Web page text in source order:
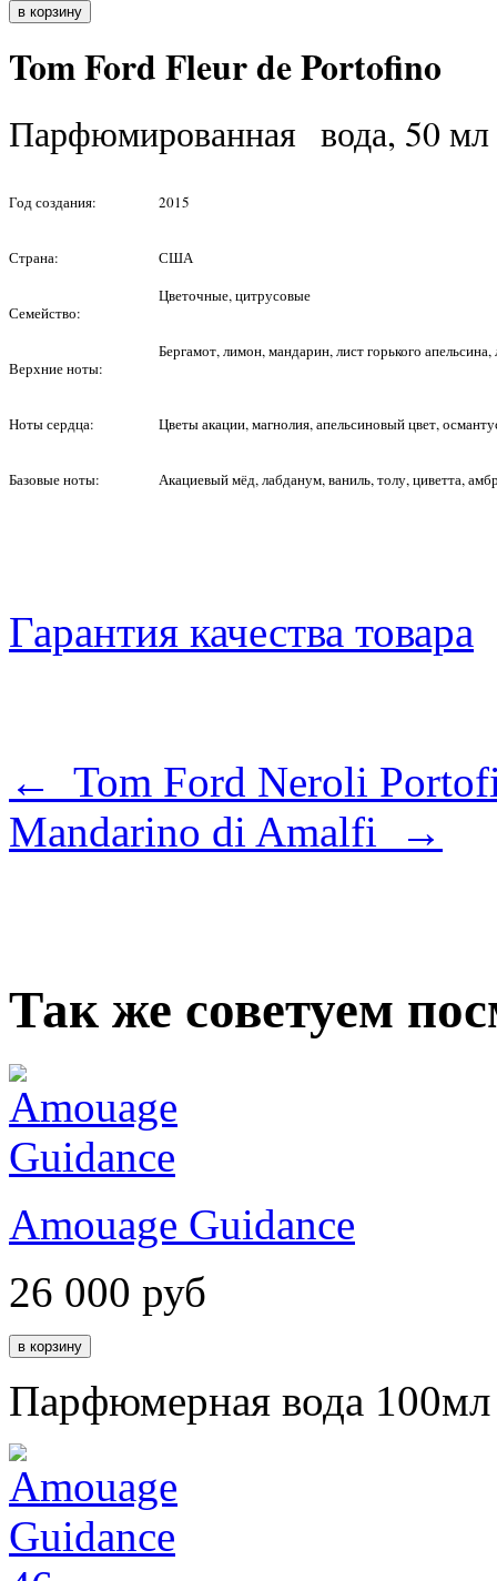
Tom Ford Fleur de Portofino
Парфюмированная вода, 50 мл
Год создания: 2015
Страна: США
Семейство:
Цветочные, цитрусовые
Верхние ноты:
Бергамот, лимон, мандарин, лист горького
Ноты сердца: Цветы акации, магнолия, апельсиновый цвет,
Базовые ноты: Акациевый мёд, лабданум, ваниль, толу, циветта,
Гарантия качества товара
← Tom Ford Neroli
Mandarino di Amalfi →
Так же советуем
Amouage Guidance
26 000 руб
Парфюмерная вода 100мл